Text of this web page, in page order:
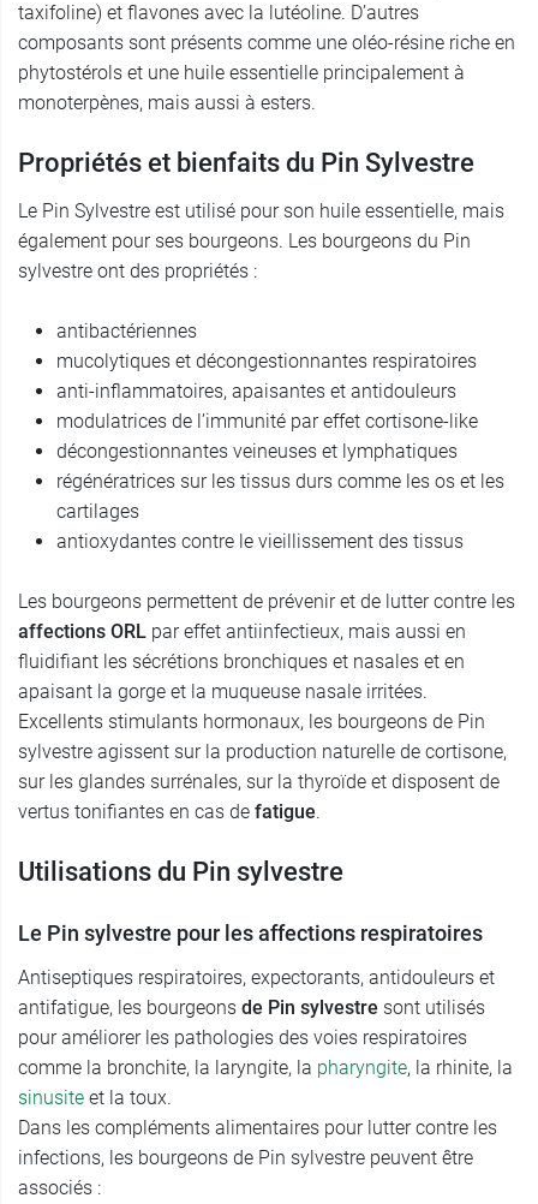
taxifoline) et flavones avec la lutéoline. D’autres
composants sont présents comme une oléo-résine riche en
phytostérols et une huile essentielle principalement à
monoterpènes, mais aussi à esters.
Propriétés et bienfaits du Pin Sylvestre
Le Pin Sylvestre est utilisé pour son huile essentielle, mais
également pour ses bourgeons. Les bourgeons du Pin
sylvestre ont des propriétés :
antibactériennes
mucolytiques et décongestionnantes respiratoires
anti-inflammatoires, apaisantes et antidouleurs
modulatrices de l’immunité par effet cortisone-like
décongestionnantes veineuses et lymphatiques
régénératrices sur les tissus durs comme les os et les
cartilages
antioxydantes contre le vieillissement des tissus
Les bourgeons permettent de prévenir et de lutter contre les
affections ORL par effet antiinfectieux, mais aussi en
fluidifiant les sécrétions bronchiques et nasales et en
apaisant la gorge et la muqueuse nasale irritées.
Excellents stimulants hormonaux, les bourgeons de Pin
sylvestre agissent sur la production naturelle de cortisone,
sur les glandes surrénales, sur la thyroïde et disposent de
vertus tonifiantes en cas de fatigue.
Utilisations du Pin sylvestre
Le Pin sylvestre pour les affections respiratoires
Antiseptiques respiratoires, expectorants, antidouleurs et
antifatigue, les bourgeons de Pin sylvestre sont utilisés
pour améliorer les pathologies des voies respiratoires
comme la bronchite, la laryngite, la pharyngite, la rhinite, la
sinusite et la toux.
Dans les compléments alimentaires pour lutter contre les
infections, les bourgeons de Pin sylvestre peuvent être
associés :